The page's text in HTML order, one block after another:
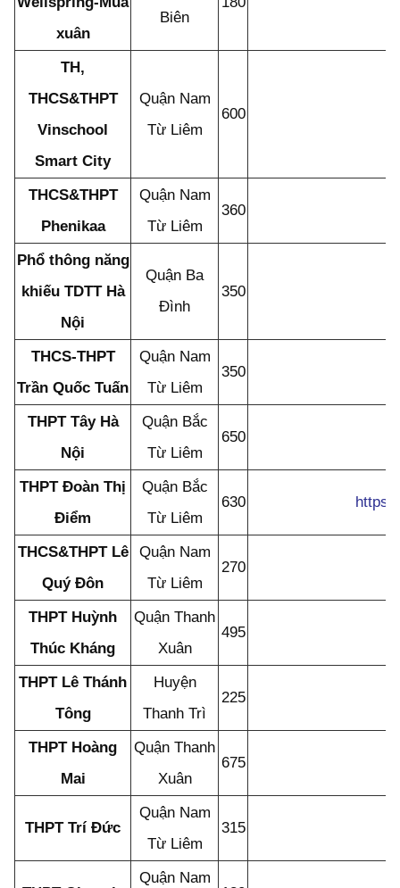
xuân
Biên
TH,
THCS&THPT
Vinschool
Smart City
Quận Nam
Từ Liêm
600
THCS&THPT
Phenikaa
Quận Nam
Từ Liêm
360
Phổ thông năng
khiếu TDTT Hà
Nội
Quận Ba
Đình
350
THCS-THPT
Trần Quốc Tuấn
Quận Nam
Từ Liêm
350
THPT Tây Hà
Nội
Quận Bắc
Từ Liêm
650
THPT Đoàn Thị
Điểm
Quận Bắc
Từ Liêm
630
THCS&THPT Lê
Quý Đôn
Quận Nam
Từ Liêm
270
THPT Huỳnh
Thúc Kháng
Quận Thanh
Xuân
495
THPT Lê Thánh
Tông
Huyện
Thanh Trì
225
THPT Hoàng
Mai
Quận Thanh
Xuân
675
THPT Trí Đức
Quận Nam
Từ Liêm
315
Quận Nam